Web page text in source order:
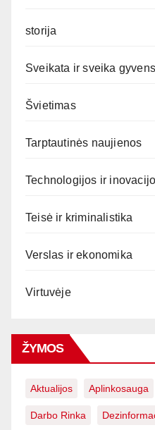
storija
Sveikata ir sveika
Švietimas
Tarptautinės naujienos
Technologijos ir
Teisė ir kriminalistika
Verslas ir ekonomika
Virtuvėje
ŽYMOS
Aktualijos Aplinkosauga
Darbo Rinka